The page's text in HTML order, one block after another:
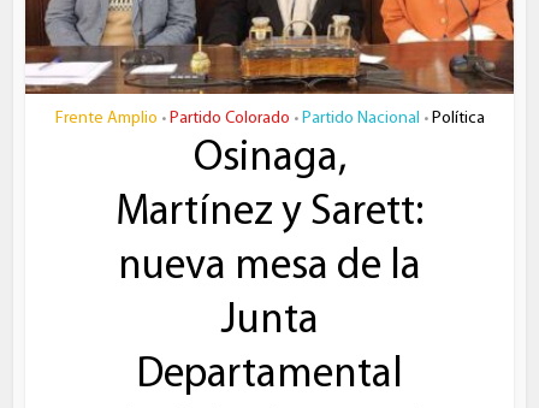
Frente Amplio • Partido Colorado • Partido Nacional • Política
Osinaga,
Martínez y Sarett:
nueva mesa de la
Junta
Departamental